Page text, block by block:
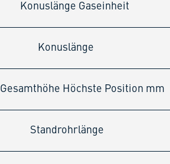
Konuslänge Gaseinheit
Konuslänge
Gesamthöhe Höchste Position mm
Standrohrlänge